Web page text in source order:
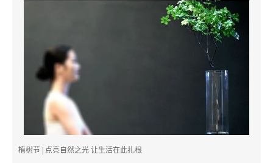
植树节 | 点亮自然之光 让生活在此扎根